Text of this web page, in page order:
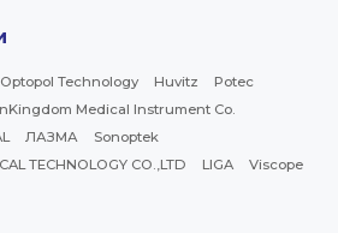
Optopol Technology Huvitz
Potec
Medical Instrument Co.
ЛАЗМА
Sonoptek
TECHNOLOGY CO.,LTD
LIGA
Viscope